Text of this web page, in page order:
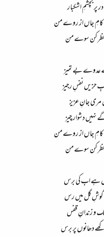
بچشمِ اشکبار​
جاں از روے من​
کن سوے من​
عدوے بے تمیز​
حزیں نفسِ رجیز​
مری جانِ عزیز​
دشوار چیز​
جاں از روے من​
کن سوے من​
ہے اب کی برس​
گوشِ گل میں رس​
و زندانِ قفس​
دھانوں پر برس​